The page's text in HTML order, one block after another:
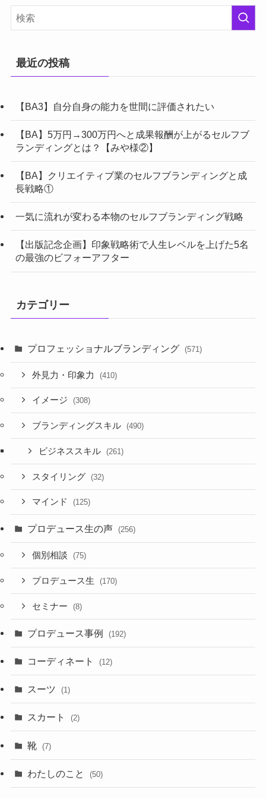
最近の投稿
【BA3】自分自身の能力を世間に評価されたい
【BA】5万円→300万円へと成果報酬が上がるセルフブ
ランディングとは？【みや様②】
【BA】クリエイティブ業のセルフブランディングと成
長戦略①
一気に流れが変わる本物のセルフブランディング戦略
【出版記念企画】印象戦略術で人生レベルを上げた5名
の最強のビフォーアフター
カテゴリー
プロフェッショナルブランディング (571)
外見力・印象力 (410)
イメージ (308)
ブランディングスキル (490)
ビジネススキル (261)
スタイリング (32)
マインド (125)
プロデュース生の声 (256)
個別相談 (75)
プロデュース生 (170)
セミナー (8)
プロデュース事例 (192)
コーディネート (12)
スーツ (1)
スカート (2)
靴 (7)
わたしのこと (50)